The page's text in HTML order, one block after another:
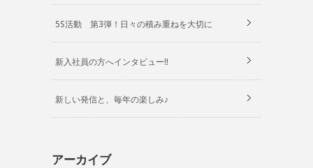
5S活動 第3弾！日々の積み重ねを大切に
新入社員の方へインタビュー!!
新しい発信と、毎年の楽しみ♪
アーカイブ